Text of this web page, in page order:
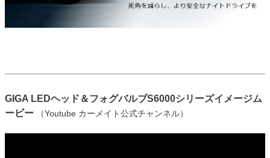
GIGA LEDヘッド＆フォグバルブS6000シリーズイメージム
ービー （Youtube カーメイト公式チャンネル）